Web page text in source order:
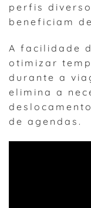
perfis
beneficiam
A facilidade
otimizar
durante a
elimina a
de agendas.